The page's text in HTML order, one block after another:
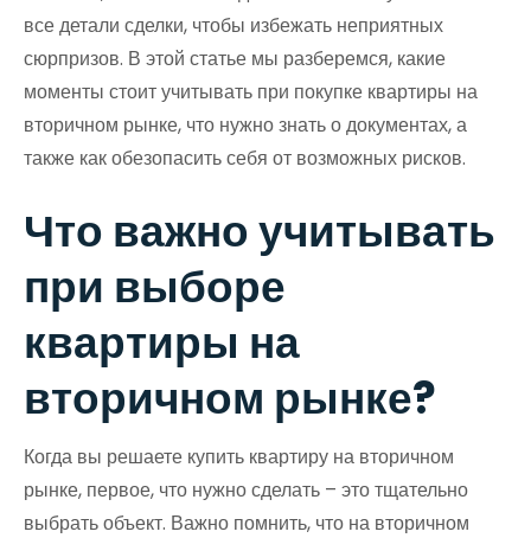
все детали сделки, чтобы избежать неприятных
сюрпризов. В этой статье мы разберемся, какие
моменты стоит учитывать при покупке квартиры на
вторичном рынке, что нужно знать о документах, а
также как обезопасить себя от возможных рисков.
Что важно учитывать
при выборе
квартиры на
вторичном рынке?
Когда вы решаете купить квартиру на вторичном
рынке, первое, что нужно сделать – это тщательно
выбрать объект. Важно помнить, что на вторичном